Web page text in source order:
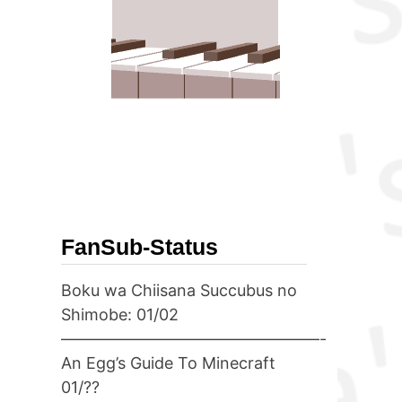
FanSub-Status
Boku wa Chiisana Succubus no
Shimobe: 01/02
————————————————-
An Egg’s Guide To Minecraft
01/??